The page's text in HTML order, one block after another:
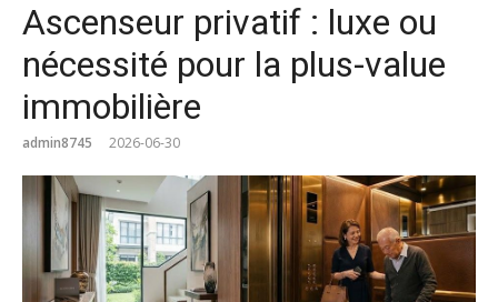
Ascenseur privatif : luxe ou
nécessité pour la plus-value
immobilière
admin8745 2026-06-30